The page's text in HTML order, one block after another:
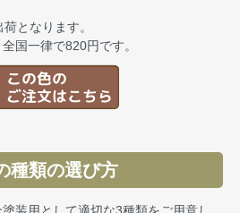
となります。
国一律で820円です。
種類の選び方